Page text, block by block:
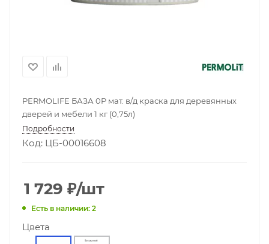
PERMOLIFE БАЗА 0P мат. в/д краска для деревянных
дверей и мебели 1 кг (0,75л)
Подробности
Код: ЦБ-00016608
1 729 ₽/шт
Есть в наличии: 2
Цвета